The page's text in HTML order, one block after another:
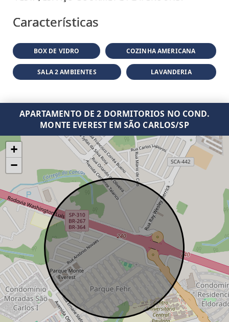
Características
BOX DE VIDRO COZINHA AMERICANA
SALA 2 AMBIENTES LAVANDERIA
APARTAMENTO DE 2 DORMITORIOS NO COND.
MONTE EVEREST EM SÃO CARLOS/SP
+
−